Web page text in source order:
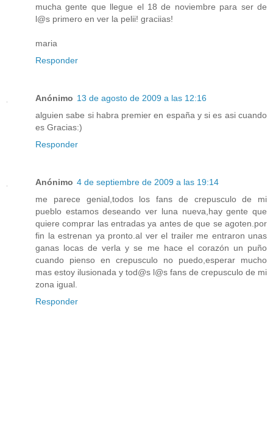
mucha gente que llegue el 18 de noviembre para ser de
l@s primero en ver la pelii! graciias!
maria
Responder
Anónimo 13 de agosto de 2009 a las 12:16
alguien sabe si habra premier en españa y si es asi cuando
es Gracias:)
Responder
Anónimo 4 de septiembre de 2009 a las 19:14
me parece genial,todos los fans de crepusculo de mi
pueblo estamos deseando ver luna nueva,hay gente que
quiere comprar las entradas ya antes de que se agoten.por
fin la estrenan ya pronto.al ver el trailer me entraron unas
ganas locas de verla y se me hace el corazón un puño
cuando pienso en crepusculo no puedo,esperar mucho
mas estoy ilusionada y tod@s l@s fans de crepusculo de mi
zona igual.
Responder